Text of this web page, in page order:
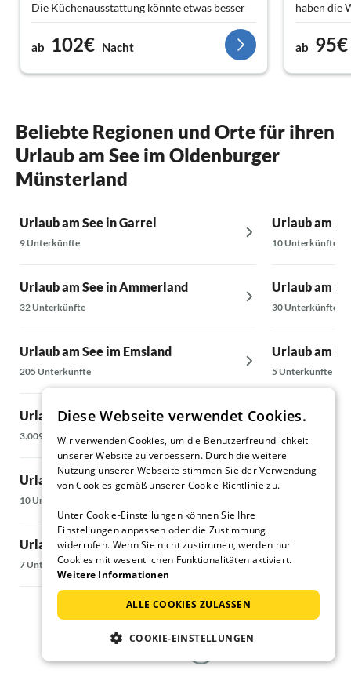
Die Küchenausstattung könnte etwas besser
sein! Ansonsten waren wir wirklich sehr
zufrieden und herkommen wollen wir auch
ab 102€ Nacht
haben die
zumal das
Den
ab 95€
Beliebte Regionen und Orte für ihren
Urlaub am See im Oldenburger
Münsterland
Urlaub am See in Garrel
9 Unterkünfte
Urlaub am See in Ammerland
32 Unterkünfte
Urlaub am See im Emsland
205 Unterkünfte
Urlaub am See an der Nordsee
3.009 Unterkünfte
Urlaub am See in Vlagtwedde
10 Unterkünfte
Urlaub am See in Bremerhaven
7 Unterkünfte
Urlaub am
10 Unterkünfte
Urlaub am
30 Unterkünfte
Urlaub am
5 Unterkünfte
Urlaub am
18 Unterkünfte
Urlaub am
Urlaub am
u. Weser
Diese Webseite verwendet Cookies.
Wir verwenden Cookies, um die Benutzerfreundlichkeit
unserer Website zu verbessern. Durch die weitere
Nutzung unserer Webseite stimmen Sie der Verwendung
von Cookies gemäß unserer Cookie-Richtlinie zu.
Unter Cookie-Einstellungen können Sie Ihre
Einstellungen anpassen oder die Zustimmung
widerrufen. Wenn Sie nicht zustimmen, werden nur
Cookies mit wesentlichen Funktionalitäten aktiviert.
Weitere Informationen
ALLE COOKIES ZULASSEN
COOKIE-EINSTELLUNGEN